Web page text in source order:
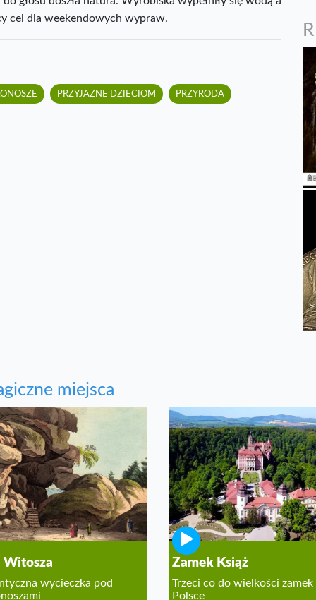
cel dla weekendowych wypraw.
PRZYJAZNE DZIECIOM PRZYRODA
miejsca
Witosza
wycieczka pod
Zamek Książ
Trzeci co do wielkości
Polsce